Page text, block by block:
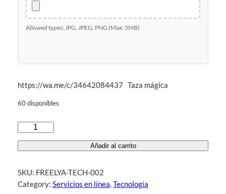
Allowed types: JPG, JPEG, PNG (Max: 5MB)
https://wa.me/c/34642084437 Taza mágica
60 disponibles
z
m
á
Añadir al carrito
SKU: FREELYA-TECH-002
Category: Servicios en línea, Tecnología